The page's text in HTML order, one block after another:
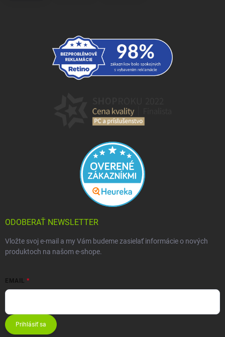
ODOBERAŤ NEWSLETTER
Vložte svoj e-mail a my Vám budeme zasielať informácie o nových
produktoch na našom e-shope.
EMAIL
Prihlásiť sa